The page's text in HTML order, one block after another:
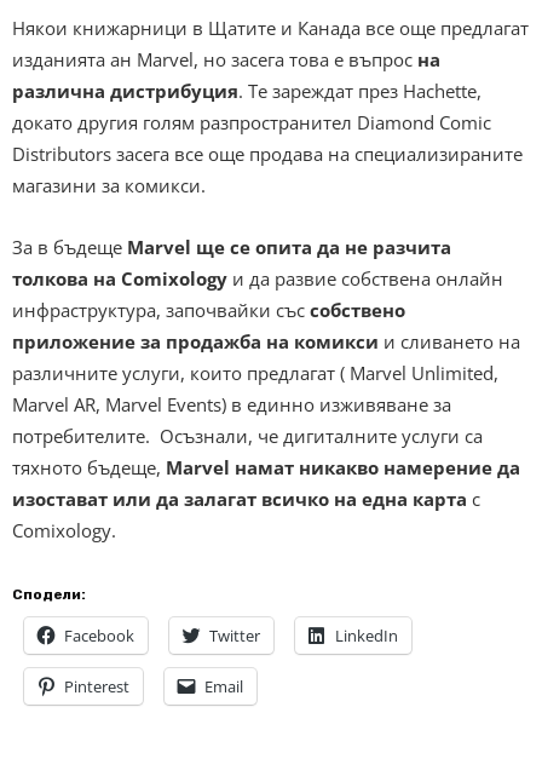
Някои книжарници в Щатите и Канада все още предлагат
изданията ан Marvel, но засега това е въпрос на
различна дистрибуция. Те зареждат през Hachette,
докато другия голям разпространител Diamond Comic
Distributors засега все още продава на специализираните
магазини за комикси.
За в бъдеще Marvel ще се опита да не разчита
толкова на Comixology и да развие собствена онлайн
инфраструктура, започвайки със собствено
приложение за продажба на комикси и сливането на
различните услуги, които предлагат ( Marvel Unlimited,
Marvel AR, Marvel Events) в единно изживяване за
потребителите. Осъзнали, че дигиталните услуги са
тяхното бъдеще, Marvel намат никакво намерение да
изостават или да залагат всичко на една карта с
Comixology.
Сподели:
Facebook Twitter LinkedIn
Pinterest Email